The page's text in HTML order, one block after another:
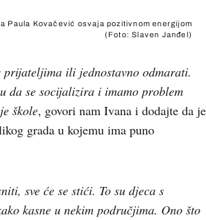
Paula Kovačević osvaja pozitivnom energijom
(Foto: Slaven Janđel)
ili jednostavno odmarati.
da se socijalizira i imamo problem
škole, govori nam Ivana i dodajte da je
grada u kojemu ima puno
sve će se stići. To su djeca s
kasne u nekim područjima. Ono što